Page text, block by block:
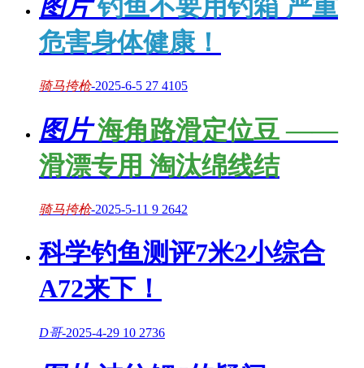
图片 钓鱼不要用钓箱 严重
危害身体健康！
骑马挎枪-2025-6-5 27 4105
图片 海角路滑定位豆 ——
滑漂专用 淘汰绵线结
骑马挎枪-2025-5-11 9 2642
科学钓鱼测评7米2小综合
A72来下！
D哥-2025-4-29 10 2736